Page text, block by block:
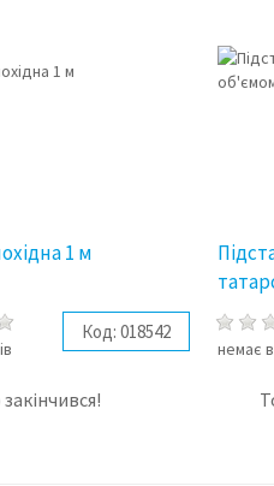
1 м
Код: 018542
немає